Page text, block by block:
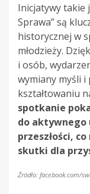
Inicjatywy takie
Sprawa” są
historycznej w
młodzieży.
i osób,
wymiany myśli
kształtowaniu
spotkanie
do aktywnego
przeszłości,
skutki dla
Źródło: facebook.com/